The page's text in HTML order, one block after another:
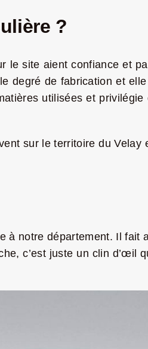
?
le site aient confiance et
degré de fabrication et
utilisées et
sur le territoire du Velay
à notre département. Il fait
c’est juste un clin d’œil